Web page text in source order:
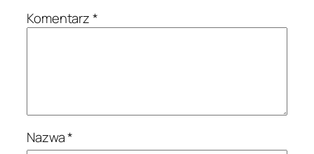
Komentarz*
Nazwa*